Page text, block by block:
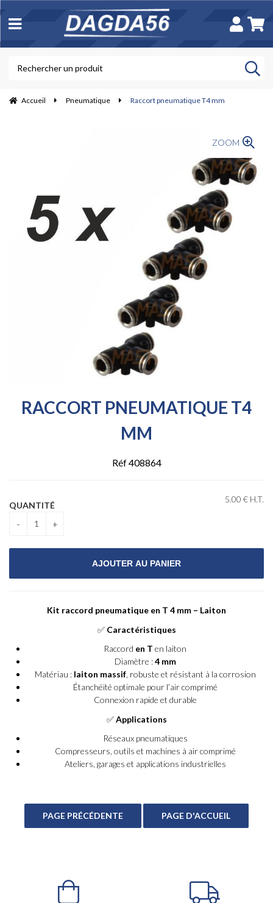
Accueil Pneumatique Raccort pneumatique T4 mm
ZOOM
RACCORT PNEUMATIQUE T4
MM
Réf 408864
5.00 € H.T.
QUANTITÉ
Kit raccord pneumatique en T 4 mm – Laiton
✅ Caractéristiques
Raccord en T en laiton
Diamètre :4 mm
Matériau : laiton massif, robuste et résistant à la corrosion
Étanchéité optimale pour l’air comprimé
Connexion rapide et durable
✅Applications
Réseaux pneumatiques
Compresseurs, outils et machines à air comprimé
Ateliers, garages et applications industrielles